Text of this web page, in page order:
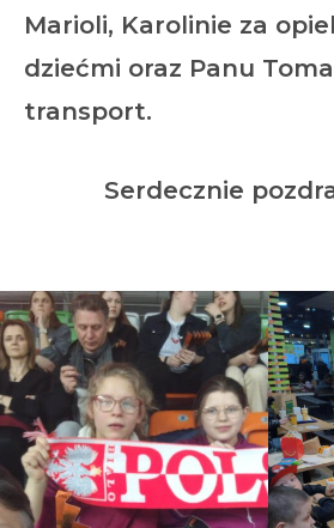
Marioli, Karolinie za
dziećmi oraz Panu
transport.
Serdecznie